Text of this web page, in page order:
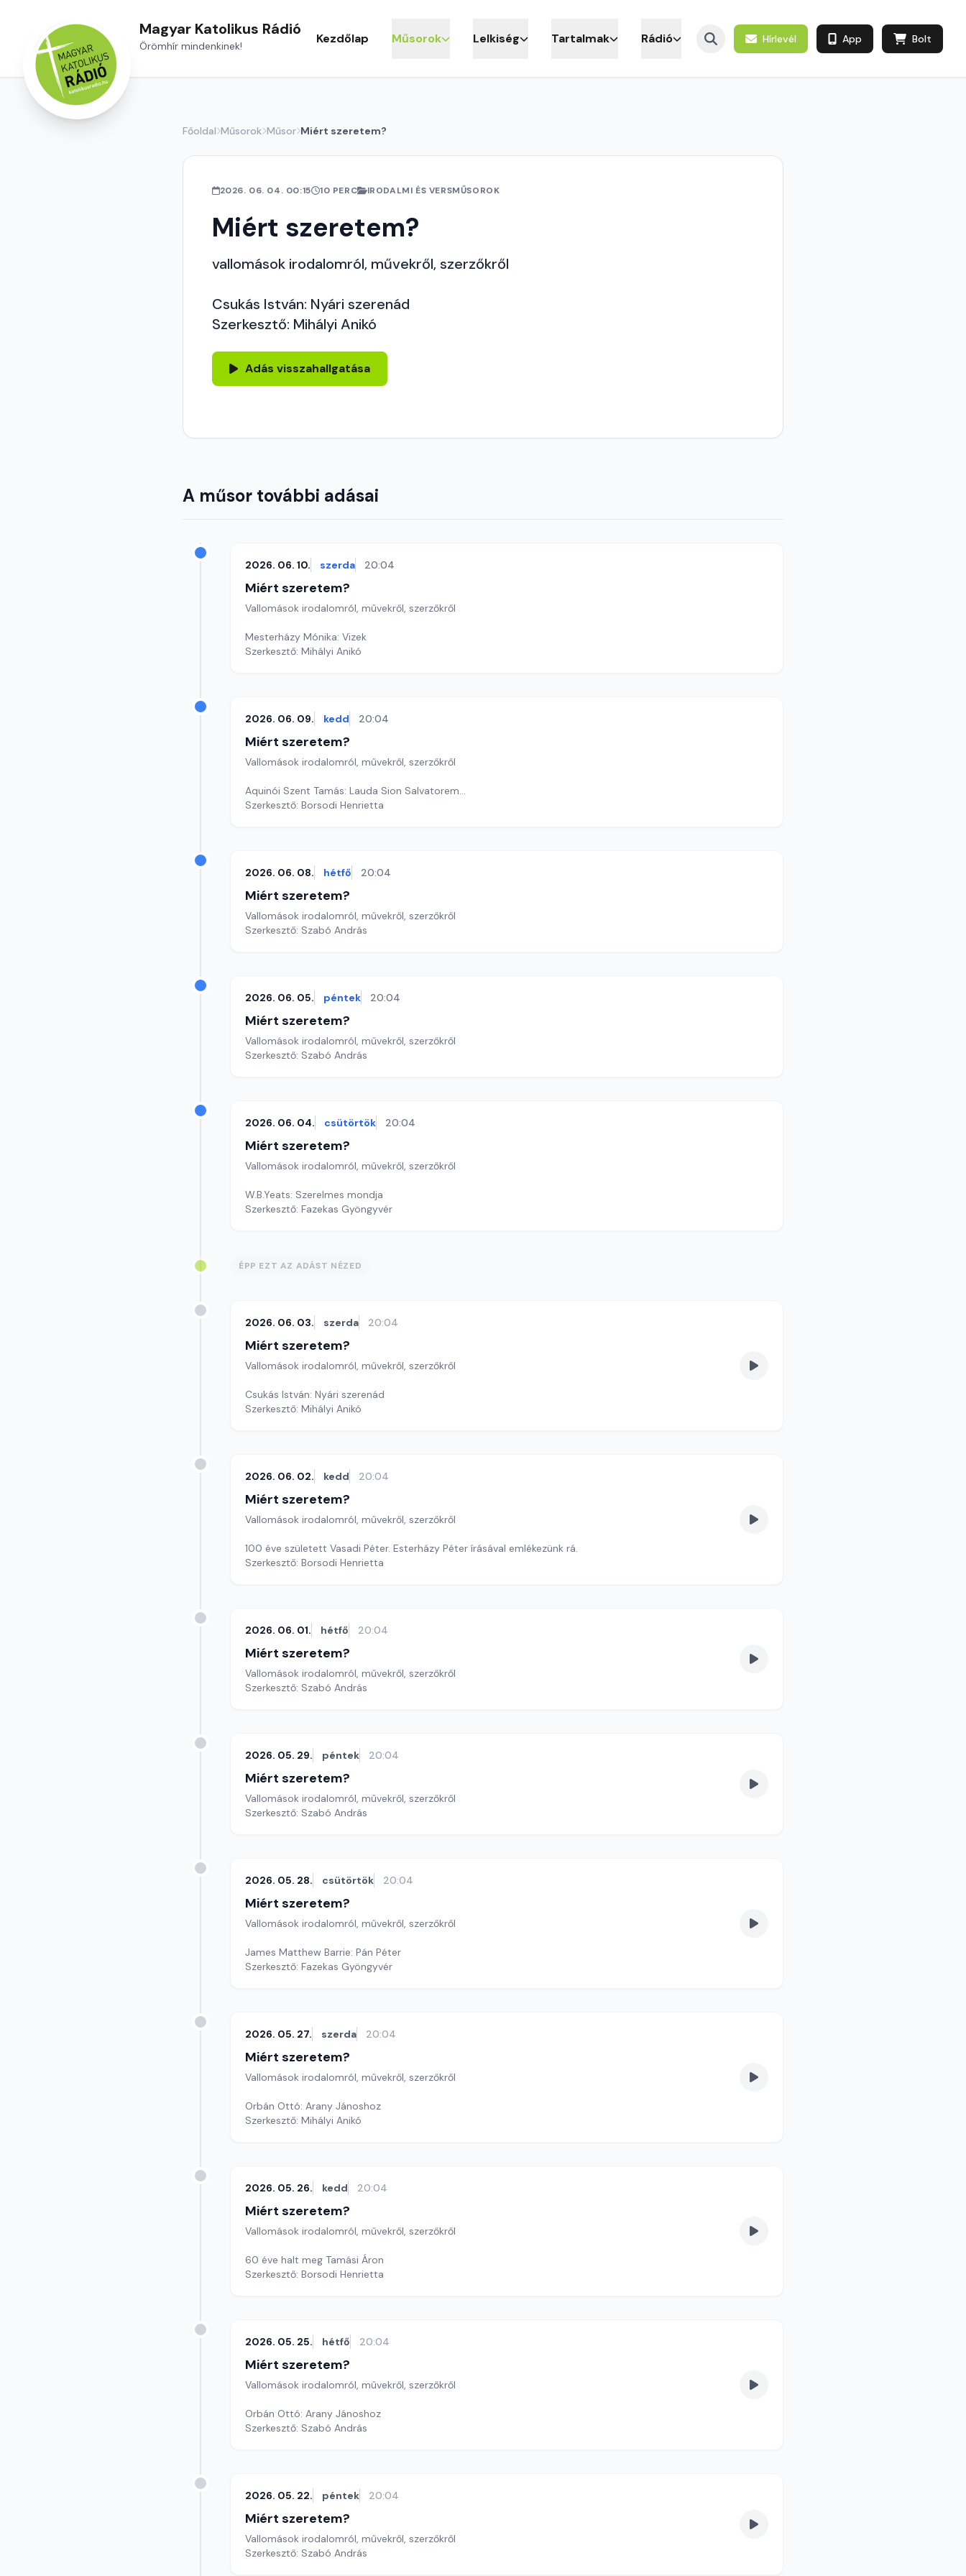
Magyar Katolikus Rádió
Örömhír mindenkinek! Kezdőlap Műsorok Lelkiség Tartalmak Rádió Hírlevél App Bolt
Főoldal Műsorok Műsor Miért szeretem?
2026. 06. 04. 00:15 10 PERC IRODALMI ÉS VERSMŰSOROK
Miért szeretem?
vallomások irodalomról, művekről, szerzőkről
Csukás István: Nyári szerenád
Szerkesztő: Mihályi Anikó
Adás visszahallgatása
A műsor további adásai
2026. 06. 10. szerda 20:04
Miért szeretem?
Vallomások irodalomról, művekről, szerzőkről
Mesterházy Mónika: Vizek
Szerkesztő: Mihályi Anikó
2026. 06. 09. kedd 20:04
Miért szeretem?
Vallomások irodalomról, művekről, szerzőkről
Aquinói Szent Tamás: Lauda Sion Salvatorem...
Szerkesztő: Borsodi Henrietta
2026. 06. 08. hétfő 20:04
Miért szeretem?
Vallomások irodalomról, művekről, szerzőkről
Szerkesztő: Szabó András
2026. 06. 05. péntek 20:04
Miért szeretem?
Vallomások irodalomról, művekről, szerzőkről
Szerkesztő: Szabó András
2026. 06. 04. csütörtök 20:04
Miért szeretem?
Vallomások irodalomról, művekről, szerzőkről
W.B.Yeats: Szerelmes mondja
Szerkesztő: Fazekas Gyöngyvér
ÉPP EZT AZ ADÁST NÉZED
2026. 06. 03. szerda 20:04
Miért szeretem?
Vallomások irodalomról, művekről, szerzőkről
Csukás István: Nyári szerenád
Szerkesztő: Mihályi Anikó
2026. 06. 02. kedd 20:04
Miért szeretem?
Vallomások irodalomról, művekről, szerzőkről
100 éve született Vasadi Péter. Esterházy Péter írásával emlékezünk rá.
Szerkesztő: Borsodi Henrietta
2026. 06. 01. hétfő 20:04
Miért szeretem?
Vallomások irodalomról, művekről, szerzőkről
Szerkesztő: Szabó András
2026. 05. 29. péntek 20:04
Miért szeretem?
Vallomások irodalomról, művekről, szerzőkről
Szerkesztő: Szabó András
2026. 05. 28. csütörtök 20:04
Miért szeretem?
Vallomások irodalomról, művekről, szerzőkről
James Matthew Barrie: Pán Péter
Szerkesztő: Fazekas Gyöngyvér
2026. 05. 27. szerda 20:04
Miért szeretem?
Vallomások irodalomról, művekről, szerzőkről
Orbán Ottó: Arany Jánoshoz
Szerkesztő: Mihályi Anikó
2026. 05. 26. kedd 20:04
Miért szeretem?
Vallomások irodalomról, művekről, szerzőkről
60 éve halt meg Tamási Áron
Szerkesztő: Borsodi Henrietta
2026. 05. 25. hétfő 20:04
Miért szeretem?
Vallomások irodalomról, művekről, szerzőkről
Orbán Ottó: Arany Jánoshoz
Szerkesztő: Szabó András
2026. 05. 22. péntek 20:04
Miért szeretem?
Vallomások irodalomról, művekről, szerzőkről
Szerkesztő: Szabó András